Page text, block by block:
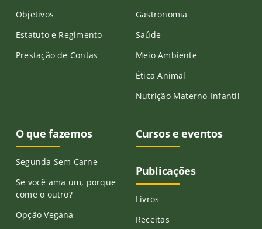
Objetivos
Estatuto e Regimento
Prestação de Contas
Gastronomia
Saúde
Meio Ambiente
Ética Animal
Nutrição Materno-Infantil
O que fazemos
Segunda Sem Carne
Se você ama um, porque
come o outro?
Opção Vegana
Cursos e eventos
Publicações
Livros
Receitas